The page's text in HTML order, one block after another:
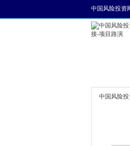
中国风险投资
中国风险投